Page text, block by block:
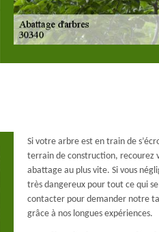
Si votre arbre est en train de
terrain de construction, recourez
abattage au plus vite. Si vous
très dangereux pour tout ce qui
contacter pour demander notre
grâce à nos longues expériences.